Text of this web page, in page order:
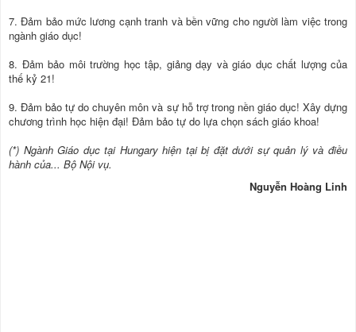
7. Đảm bảo mức lương cạnh tranh và bền vững cho người làm việc trong
ngành giáo dục!
8. Đảm bảo môi trường học tập, giảng dạy và giáo dục chất lượng của
thế kỷ 21!
9. Đảm bảo tự do chuyên môn và sự hỗ trợ trong nền giáo dục! Xây dựng
chương trình học hiện đại! Đảm bảo tự do lựa chọn sách giáo khoa!
(*) Ngành Giáo dục tại Hungary hiện tại bị đặt dưới sự quản lý và điều
hành của... Bộ Nội vụ.
Nguyễn Hoàng Linh